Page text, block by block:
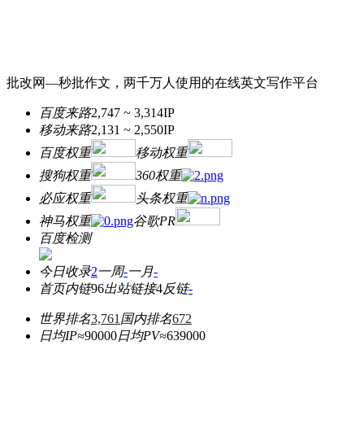
批改网—秒批作文，两千万人使用的在线英文写作平台
百度来路2,747 ~ 3,314IP
移动来路2,131 ~ 2,550IP
百度权重
移动权重
搜狗权重
360权重
必应权重
头条权重
神马权重
谷歌PR
百度检测
今日收录2一周-一月-
首页内链96出站链接4反链-
世界排名3,761 国内排名672
日均IP≈90000日均PV≈639000